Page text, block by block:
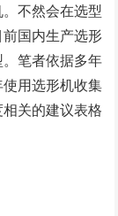
不然会在选型
国内生产选形
笔者依据多年
用选形机收集
关的建议表格